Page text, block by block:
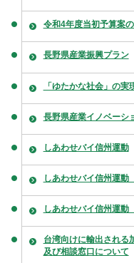
令和4年度当初予算案
長野県産業振興プラン
「ゆたかな社会」の
長野県産業イノベーシ
しあわせバイ信州運動
しあわせバイ信州運
しあわせバイ信州運
台湾向けに輸出される
及び相談窓口について